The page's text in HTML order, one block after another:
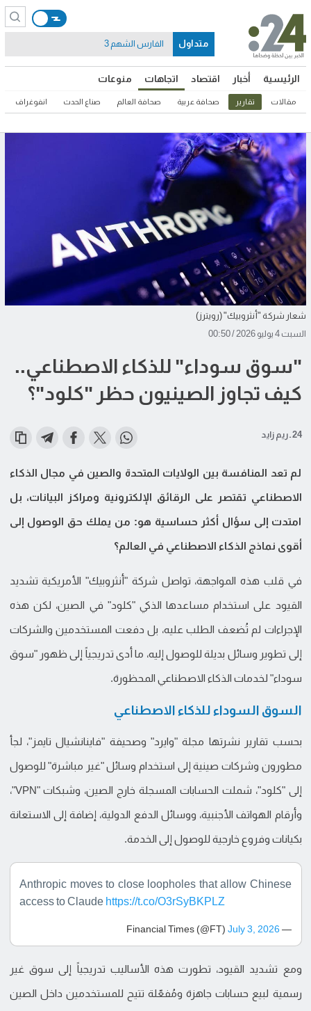
الرئيسية أخبار اقتصاد اتجاهات
مقالات تقارير صحافة عربية صحافة العالم صناع الحدث انفوغراف
منوعات
متداول الفارس الشهم 3
شعار شركة "أنثروبيك" (رويترز)
السبت 4 يوليو 2026 / 00:50
"سوق سوداء" للذكاء الاصطناعي..
كيف تجاوز الصينيون حظر "كلود"؟
24 ـ ريم زايد
لم تعد المنافسة بين الولايات المتحدة والصين في مجال الذكاء
الاصطناعي تقتصر على الرقائق الإلكترونية ومراكز البيانات، بل
امتدت إلى سؤال أكثر حساسية هو: من يملك حق الوصول إلى
أقوى نماذج الذكاء الاصطناعي في العالم؟
في قلب هذه المواجهة، تواصل شركة "أنثروبيك" الأمريكية تشديد
القيود على استخدام مساعدها الذكي "كلود" في الصين، لكن هذه
الإجراءات لم تُضعف الطلب عليه، بل دفعت المستخدمين والشركات
إلى تطوير وسائل بديلة للوصول إليه، ما أدى تدريجياً إلى ظهور "سوق
سوداء" لخدمات الذكاء الاصطناعي المحظورة.
السوق السوداء للذكاء الاصطناعي
بحسب تقارير نشرتها مجلة "وايرد" وصحيفة "فاينانشيال تايمز"، لجأ
مطورون وشركات صينية إلى استخدام وسائل "غير مباشرة" للوصول
إلى "كلود"، شملت الحسابات المسجلة خارج الصين، وشبكات "VPN"،
وأرقام الهواتف الأجنبية، ووسائل الدفع الدولية، إضافة إلى الاستعانة
بكيانات وفروع خارجية للوصول إلى الخدمة.
Anthropic moves to close loopholes that allow Chinese
access to Claude https://t.co/O3rSyBKPLZ
— Financial Times (@FT)
July 3, 2026
ومع تشديد القيود، تطورت هذه الأساليب تدريجياً إلى سوق غير
رسمية لبيع حسابات جاهزة ومُفعّلة تتيح للمستخدمين داخل الصين